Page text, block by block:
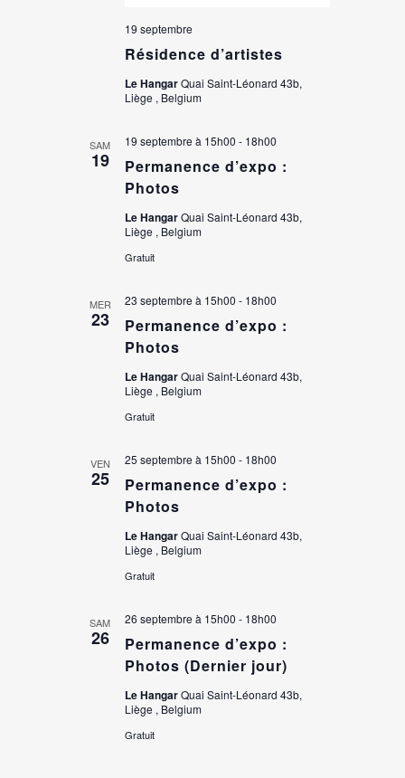
Résidence d’artistes
19 septembre
Le HangarQuai Saint-Léonard 43b,
Liège , Belgium
SAM
19
Permanence d’expo :
Photos
19 septembre à 15h00 - 18h00
Le HangarQuai Saint-Léonard 43b,
Liège , Belgium
Gratuit
MER
23
Permanence d’expo :
Photos
23 septembre à 15h00 - 18h00
Le HangarQuai Saint-Léonard 43b,
Liège , Belgium
Gratuit
VEN
25
Permanence d’expo :
Photos
25 septembre à 15h00 - 18h00
Le HangarQuai Saint-Léonard 43b,
Liège , Belgium
Gratuit
SAM
26
Permanence d’expo :
Photos (Dernier jour)
26 septembre à 15h00 - 18h00
Le HangarQuai Saint-Léonard 43b,
Liège , Belgium
Gratuit